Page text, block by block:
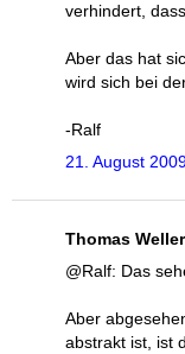
verhindert,
Aber das hat
wird sich bei
-Ralf
21. August
Thomas
@Ralf: Das
Aber
abstrakt ist, ist